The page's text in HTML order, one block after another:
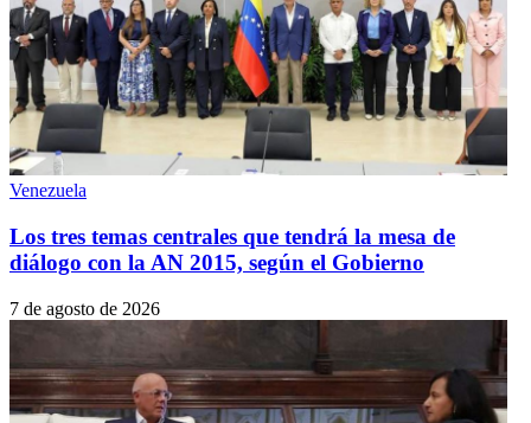
Venezuela
Los tres temas centrales que tendrá la mesa de
diálogo con la AN 2015, según el Gobierno
7 de agosto de 2026